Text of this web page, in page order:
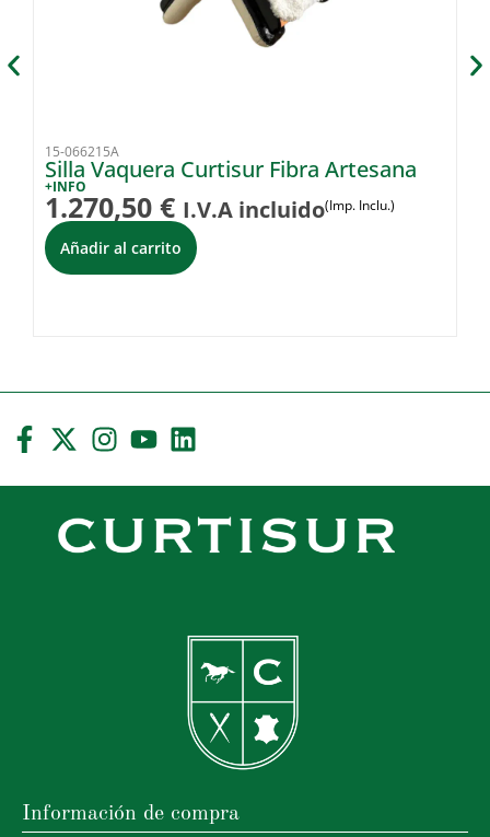
15-066215A
Silla Vaquera Curtisur Fibra Artesana
+INFO
1.270,50 € I.V.A incluido(Imp. Inclu.)
Añadir al carrito
Información de compra